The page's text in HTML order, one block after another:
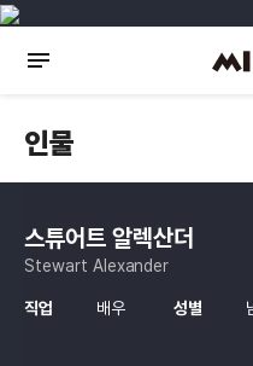
인물
스튜어트 알렉산더
Stewart Alexander
직업 배우 성별